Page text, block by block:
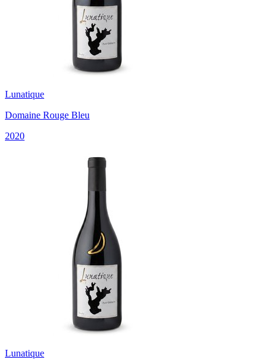
Lunatique
Domaine Rouge Bleu
2020
Lunatique